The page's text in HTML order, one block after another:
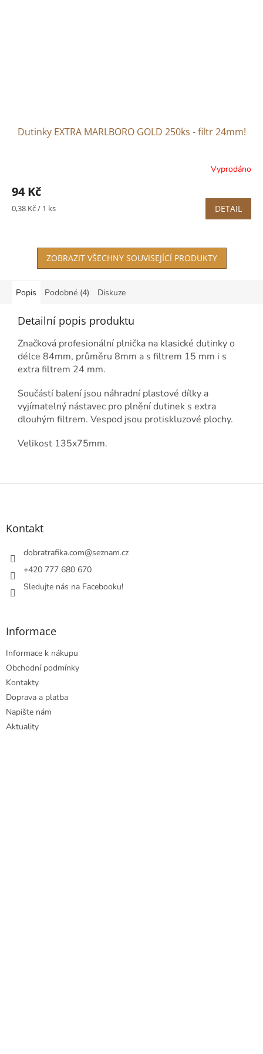
Dutinky EXTRA MARLBORO GOLD 250ks - filtr 24mm!
Vyprodáno
94 Kč
Měrná
0,38 Kč / 1 ks DETAIL
ZOBRAZIT VŠECHNY SOUVISEJÍCÍ PRODUKTY
Popis Podobné (4) Diskuze
Detailní popis produktu
Značková profesionální plnička na klasické dutinky o
délce 84mm, průměru 8mm a s filtrem 15 mm i s
extra filtrem 24 mm.
Součástí balení jsou náhradní plastové dílky a
vyjímatelný nástavec pro plnění dutinek s extra
dlouhým filtrem. Vespod jsou protiskluzové plochy.
Velikost 135x75mm.
Z
Kontakt
dobratrafika.com@seznam.cz
+420 777 680 670
Sledujte nás na Facebooku!
Informace
Informace k nákupu
Obchodní podmínky
Kontakty
Doprava a platba
Napište nám
Aktuality